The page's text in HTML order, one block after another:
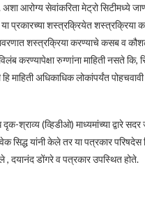
आरोग्य सेवांकरिता मेट्रो सिटीमध्ये
प्रकारच्या शस्त्रक्रियेत
शस्त्रक्रिया करण्याचे कसब व
करण्यापेक्षा रुग्णांना माहिती नसते
हि माहिती अधिकाधिक लोकांपर्यंत
श्राव्य (व्हिडीओ) माध्यमांच्या द्वारे
सिद्ध यांनी केले तर या पत्रकार
दयानंद डोंगरे व पत्रकार उपस्थित होते.